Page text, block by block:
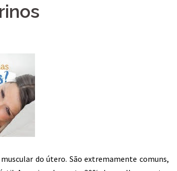
do útero. São extremamente comuns,